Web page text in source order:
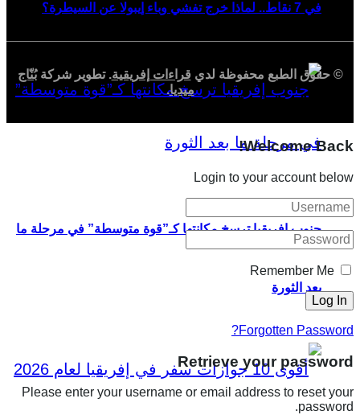
في 7 نقاط.. لماذا خرج تفشي وباء إيبولا عن السيطرة؟
جنوب إفريقيا ترسخ مكانتها كـ”قوة متوسطة” في مرحلة ما
بعد الثورة
© حقوق الطبع محفوظة لدي قراءات إفريقية. تطوير شركةبُنّاج
ميديا.
Welcome Back!
Login to your account below
Remember Me
Forgotten Password?
Retrieve your password
Please enter your username or email address to reset your
password.